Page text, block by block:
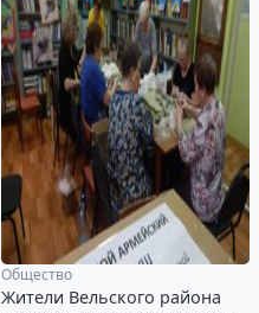
Общество
Жители Вельского района